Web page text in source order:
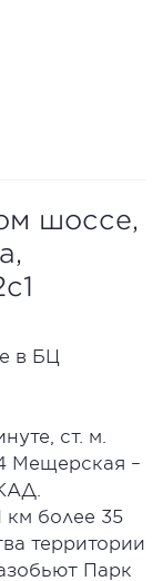
шоссе,
в БЦ
ст. м.
Мещерская –
км более 35
территории
Парк